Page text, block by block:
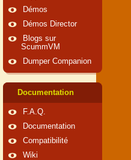
Démos
Démos Director
Blogs sur
ScummVM
Dumper Companion
Documentation
F.A.Q.
Documentation
Compatibilité
Wiki